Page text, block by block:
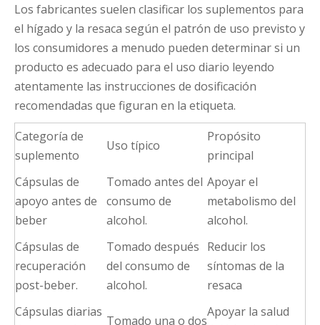
Los fabricantes suelen clasificar los suplementos para
el hígado y la resaca según el patrón de uso previsto y
los consumidores a menudo pueden determinar si un
producto es adecuado para el uso diario leyendo
atentamente las instrucciones de dosificación
recomendadas que figuran en la etiqueta.
Categoría de
suplemento
Uso típico
Propósito
principal
Cápsulas de
apoyo antes de
beber
Tomado antes del
consumo de
alcohol.
Apoyar el
metabolismo del
alcohol.
Cápsulas de
recuperación
post-beber.
Tomado después
del consumo de
alcohol.
Reducir los
síntomas de la
resaca
Cápsulas diarias
Tomado una o dos
Apoyar la salud